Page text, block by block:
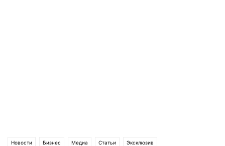
Новости Бизнес Медиа Статьи Эксклюзив